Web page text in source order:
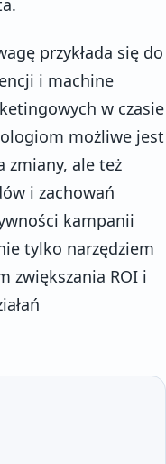
przykłada się do
i machine
w czasie
możliwe jest
zmiany, ale też
i zachowań
kampanii
tylko narzędziem
zwiększania ROI i